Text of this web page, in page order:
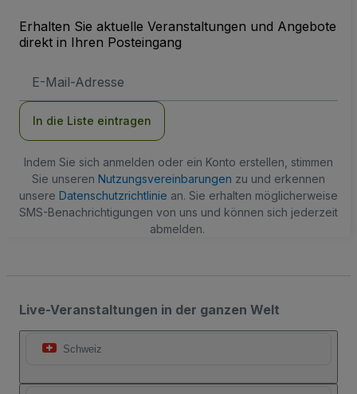
Erhalten Sie aktuelle Veranstaltungen und Angebote
direkt in Ihren Posteingang
Mail-
In die Liste eintragen
Indem Sie sich anmelden oder ein Konto erstellen, stimmen
Sie unseren Nutzungsvereinbarungen zu und erkennen
unsere Datenschutzrichtlinie an. Sie erhalten möglicherweise
SMS-Benachrichtigungen von uns und können sich jederzeit
abmelden.
Live-Veranstaltungen in der ganzen Welt
Schweiz